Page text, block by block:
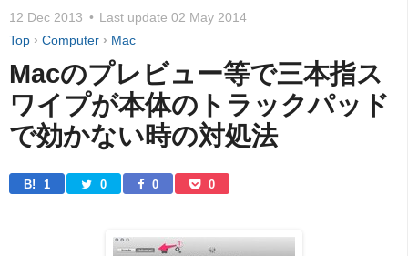
12 Dec 2013 Last update 02 May 2014
Top › Computer › Mac
Macのプレビュー等で三本指ス
ワイプが本体のトラックパッド
で効かない時の対処法
B! 1 0 0 0